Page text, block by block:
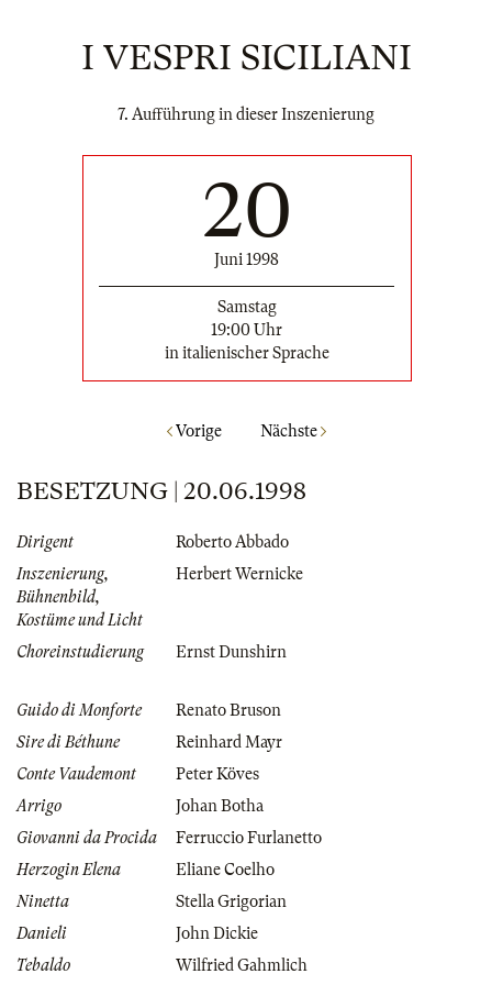
I VESPRI SICILIANI
7. Aufführung in dieser Inszenierung
20
Juni 1998
Samstag
19:00 Uhr
in italienischer Sprache
Vorige Nächste
BESETZUNG | 20.06.1998
Dirigent
Roberto Abbado
Inszenierung,
Bühnenbild,
Kostüme und Licht
Herbert Wernicke
Choreinstudierung Ernst Dunshirn
Guido di Monforte
Renato Bruson
Sire di Béthune
Reinhard Mayr
Conte Vaudemont
Peter Köves
Arrigo
Johan Botha
Giovanni da Procida
Ferruccio Furlanetto
Herzogin Elena
Eliane Coelho
Ninetta
Stella Grigorian
Danieli
John Dickie
Tebaldo
Wilfried Gahmlich